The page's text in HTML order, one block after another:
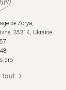
de Zorya,
35314, Ukraine
tout